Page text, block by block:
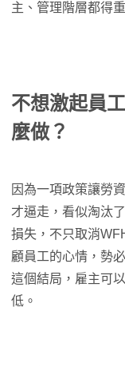
主、管理階層都得
不想激起員
麼做？
因為一項政策讓勞
才逼走，看似淘汰
損失，不只取消
顧員工的心情，勢
這個結局，雇主可
低。